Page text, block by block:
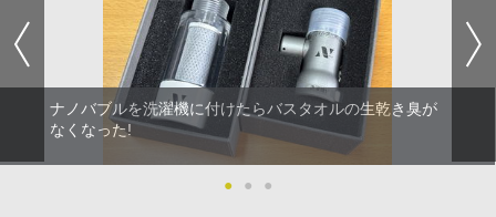
ナノバブルを洗濯機に付けたらバスタオルの生乾き臭が
なくなった!
● ● ●